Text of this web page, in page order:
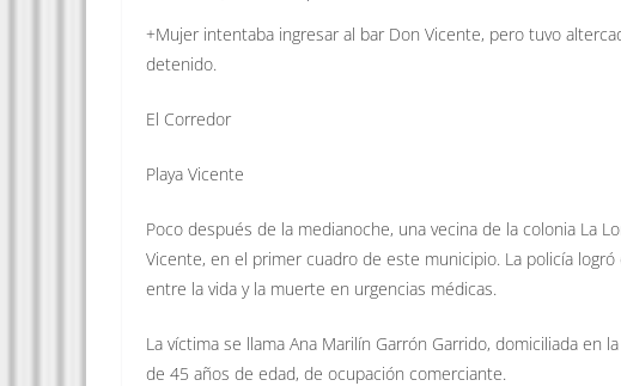
+Mujer intentaba ingresar al bar Don Vicente, pero tuvo
detenido.
El Corredor
Playa Vicente
Poco después de la medianoche, una vecina de la colonia La
Vicente, en el primer cuadro de este municipio. La policía
entre la vida y la muerte en urgencias médicas.
La víctima se llama Ana Marilín Garrón Garrido, domiciliada en
de 45 años de edad, de ocupación comerciante.